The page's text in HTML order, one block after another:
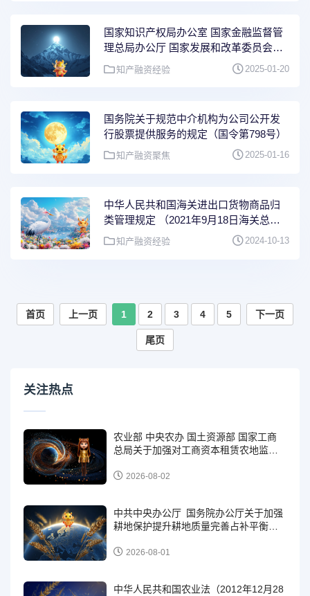
国家知识产权局办公室 国家金融监督管
理总局办公厅 国家发展和改革委员会办
公厅关于发布第二批知识产权质押融资
典型案例的通知（国知办发运字
知产融资经验 2025-01-20
国务院关于规范中介机构为公司公开发
行股票提供服务的规定（国令第798号）
知产融资聚焦 2025-01-16
中华人民共和国海关进出口货物商品归
类管理规定 （2021年9月18日海关总署
令第252号公布，自2021年11月1日起施
知产融资经验 2024-10-13
首页 上一页 1 2 3 4 5 下一页
尾页
关注热点
农业部 中央农办 国土资源部 国家工商
总局关于加强对工商资本租赁农地监管
号）2026-08-02
中共中央办公厅 国务院办公厅关于加强
耕地保护提升耕地质量完善占补平衡的
2026-08-01
中华人民共和国农业法（2012年12月28